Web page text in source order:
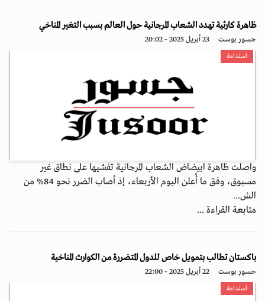
ظاهرة كارثية تهدد الشعاب المرجانية حول العالم بسبب التغير المناخي
جسور بوست 23 أبريل 2025 - 20:02
استدامة
واصلت ظاهرة ابيضاض الشعاب المرجانية تفشيها على نطاق غير
مسبوق، وفق ما أُعلن اليوم الأربعاء، إذ أصاب الضرر نحو 84% من
الش...
متابعة القراءة ...
باكستان تطالب بتمويل خاص للدول المتضررة من الكوارث المناخية
جسور بوست 22 أبريل 2025 - 22:00
استدامة